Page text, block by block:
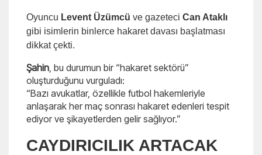
Oyuncu Levent Üzümcü ve gazeteci Can Ataklı
gibi isimlerin binlerce hakaret davası başlatması
dikkat çekti.
Şahin, bu durumun bir “hakaret sektörü”
oluşturduğunu vurguladı:
“Bazı avukatlar, özellikle futbol hakemleriyle
anlaşarak her maç sonrası hakaret edenleri tespit
ediyor ve şikayetlerden gelir sağlıyor.”
CAYDIRICILIK ARTACAK